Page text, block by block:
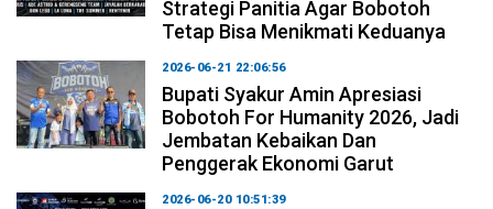
Strategi Panitia Agar Bobotoh
Tetap Bisa Menikmati Keduanya
2026-06-21 22:06:56
Bupati Syakur Amin Apresiasi
Bobotoh For Humanity 2026, Jadi
Jembatan Kebaikan Dan
Penggerak Ekonomi Garut
2026-06-20 10:51:39